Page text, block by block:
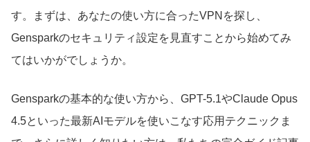
す。まずは、あなたの使い方に合ったVPNを探し、
Gensparkのセキュリティ設定を見直すことから始めてみ
てはいかがでしょうか。
Gensparkの基本的な使い方から、GPT-5.1やClaude Opus
4.5といった最新AIモデルを使いこなす応用テクニックま